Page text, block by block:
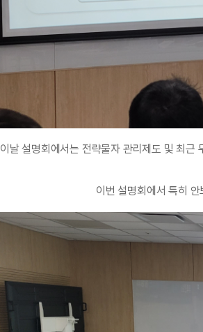
이날 설명회에서는 전략물자 관리제도 및 최근
이번 설명회에서 특히